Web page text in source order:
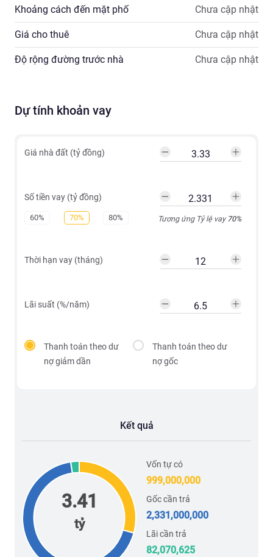
Khoảng cách đến mặt phố Chưa cập nhật
Giá cho thuê Chưa cập nhật
Độ rộng đường trước nhà Chưa cập nhật
Dự tính khoản vay
Giá nhà đất (tỷ đồng)
Số tiền vay (tỷ đồng)
60% 70% 80% Tương ứng Tỷ lệ vay70%
Thời hạn vay (tháng)
Lãi suất (%/năm)
Thanh toán theo dư
nợ giảm dần
Thanh toán theo dư
nợ gốc
Kết quả
3.41
tỷ
Vốn tự có
999,000,000
Gốc cần trả
2,331,000,000
Lãi cần trả
82,070,625